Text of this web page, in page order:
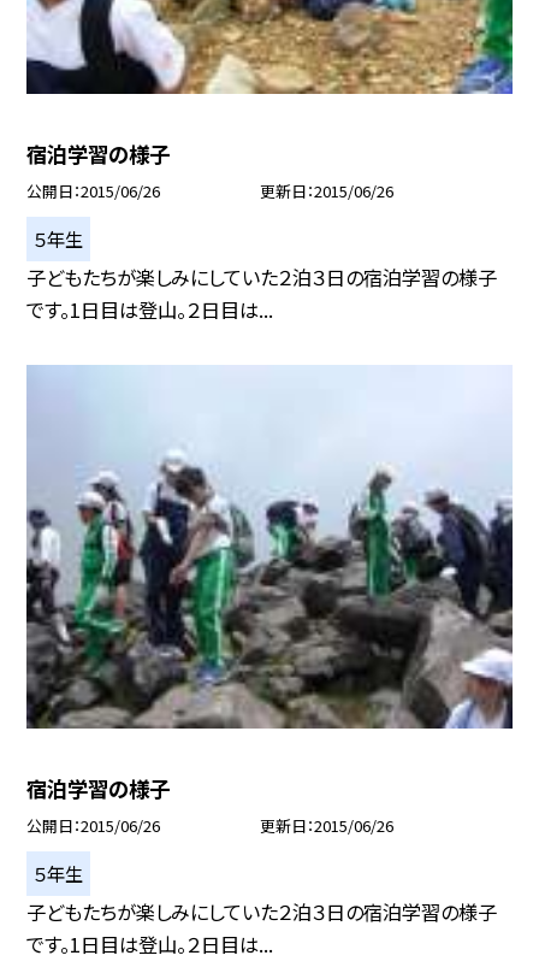
宿泊学習の様子
公開日 2015/06/26 更新日 2015/06/26
５年生
子どもたちが楽しみにしていた２泊３日の宿泊学習の様子
です。1日目は登山。２日目は...
宿泊学習の様子
公開日 2015/06/26 更新日 2015/06/26
５年生
子どもたちが楽しみにしていた２泊３日の宿泊学習の様子
です。1日目は登山。２日目は...